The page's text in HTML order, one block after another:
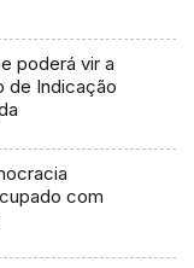
poderá vir a
de Indicação
com